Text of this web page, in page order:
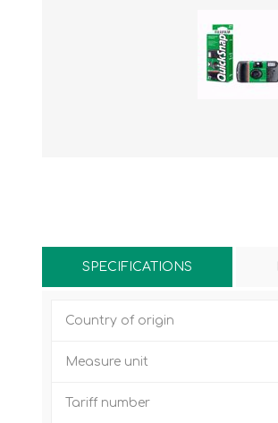
SPECIFICATIONS
Country of origin
Measure unit
Tariff number